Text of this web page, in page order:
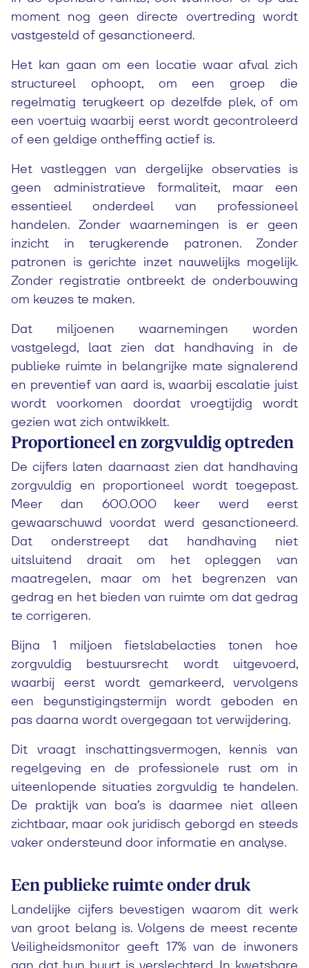
moment nog geen directe overtreding wordt
vastgesteld of gesanctioneerd.
Het kan gaan om een locatie waar afval zich
structureel ophoopt, om een groep die
regelmatig terugkeert op dezelfde plek, of om
een voertuig waarbij eerst wordt gecontroleerd
of een geldige ontheffing actief is.
Het vastleggen van dergelijke observaties is
geen administratieve formaliteit, maar een
essentieel onderdeel van professioneel
handelen. Zonder waarnemingen is er geen
inzicht in terugkerende patronen. Zonder
patronen is gerichte inzet nauwelijks mogelijk.
Zonder registratie ontbreekt de onderbouwing
om keuzes te maken.
Dat miljoenen waarnemingen worden
vastgelegd, laat zien dat handhaving in de
publieke ruimte in belangrijke mate signalerend
en preventief van aard is, waarbij escalatie juist
wordt voorkomen doordat vroegtijdig wordt
gezien wat zich ontwikkelt.
Proportioneel en zorgvuldig optreden
De cijfers laten daarnaast zien dat handhaving
zorgvuldig en proportioneel wordt toegepast.
Meer dan 600.000 keer werd eerst
gewaarschuwd voordat werd gesanctioneerd.
Dat onderstreept dat handhaving niet
uitsluitend draait om het opleggen van
maatregelen, maar om het begrenzen van
gedrag en het bieden van ruimte om dat gedrag
te corrigeren.
Bijna 1 miljoen fietslabelacties tonen hoe
zorgvuldig bestuursrecht wordt uitgevoerd,
waarbij eerst wordt gemarkeerd, vervolgens
een begunstigingstermijn wordt geboden en
pas daarna wordt overgegaan tot verwijdering.
Dit vraagt inschattingsvermogen, kennis van
regelgeving en de professionele rust om in
uiteenlopende situaties zorgvuldig te handelen.
De praktijk van boa’s is daarmee niet alleen
zichtbaar, maar ook juridisch geborgd en steeds
vaker ondersteund door informatie en analyse.
Een publieke ruimte onder druk
Landelijke cijfers bevestigen waarom dit werk
van groot belang is. Volgens de meest recente
Veiligheidsmonitor geeft 17% van de inwoners